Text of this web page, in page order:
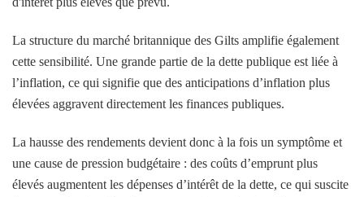
La structure du marché britannique des Gilts amplifie également
cette sensibilité. Une grande partie de la dette publique est liée à
l’inflation, ce qui signifie que des anticipations d’inflation plus
élevées aggravent directement les finances publiques.
La hausse des rendements devient donc à la fois un symptôme et
une cause de pression budgétaire : des coûts d’emprunt plus
élevés augmentent les dépenses d’intérêt de la dette, ce qui suscite